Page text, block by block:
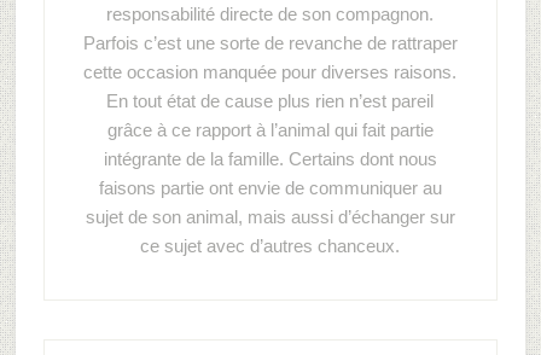
responsabilité directe de son compagnon.
Parfois c’est une sorte de revanche de rattraper
cette occasion manquée pour diverses raisons.
En tout état de cause plus rien n’est pareil
grâce à ce rapport à l’animal qui fait partie
intégrante de la famille. Certains dont nous
faisons partie ont envie de communiquer au
sujet de son animal, mais aussi d’échanger sur
ce sujet avec d’autres chanceux.